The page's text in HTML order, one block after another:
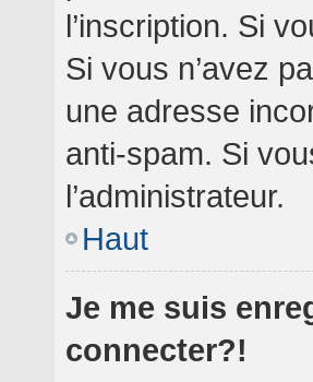
l’inscription. Si
Si vous n’avez
une adresse
anti-spam. Si
l’administrateur.
Haut
Je me suis
connecter?!